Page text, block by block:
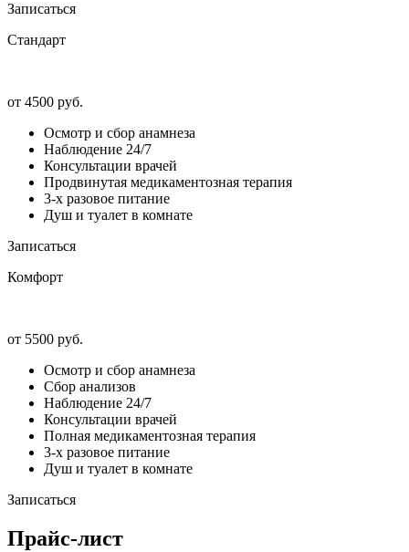
Записаться
Стандарт
от 4500 руб.
Осмотр и сбор анамнеза
Наблюдение 24/7
Консультации врачей
Продвинутая медикаментозная терапия
3-х разовое питание
Душ и туалет в комнате
Записаться
Комфорт
от 5500 руб.
Осмотр и сбор анамнеза
Сбор анализов
Наблюдение 24/7
Консультации врачей
Полная медикаментозная терапия
3-х разовое питание
Душ и туалет в комнате
Записаться
Прайс-лист